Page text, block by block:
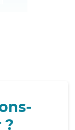
?